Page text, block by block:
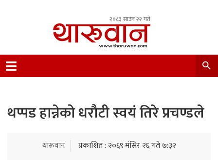
२०८३ साउन २२ गते
Nepal.
थप्पड हान्नेको धरौटी स्वयं तिरे प्रचण्डले
थारूवान प्रकाशित : २०६९ मंसिर २६ गते ७:३२